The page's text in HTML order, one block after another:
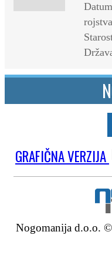
Datum
rojstva
GRAFIČNA VERZIJA
Nogomanija d.o.o.